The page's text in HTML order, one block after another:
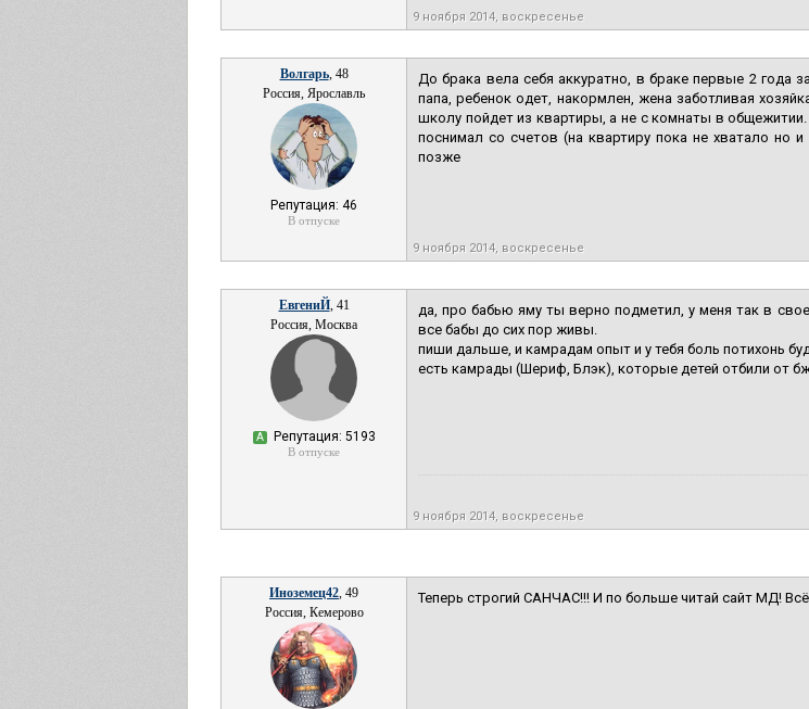
9 ноября 2014, воскресенье
Волгарь, 48
Россия, Ярославль
Репутация: 46
В отпуске
До брака вела себя аккуратно, в браке первые 2 года
папа, ребенок одет, накормлен, жена заботливая
школу пойдет из квартиры, а не с комнаты в
поснимал со счетов (на квартиру пока не хватало но
позже
9 ноября 2014, воскресенье
ЕвгениЙ, 41
Россия, Москва
А Репутация: 5193
В отпуске
да, про бабью яму ты верно подметил, у меня так в
все бабы до сих пор живы.
пиши дальше, и камрадам опыт и у тебя боль потихонь
есть камрады (Шериф, Блэк), которые детей отбили от
9 ноября 2014, воскресенье
Иноземец42, 49
Россия, Кемерово
Теперь строгий САНЧАС!!! И по больше читай сайт МД!